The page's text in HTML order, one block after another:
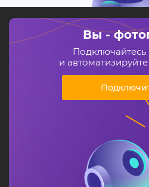
Вы -
Подключайтесь
и